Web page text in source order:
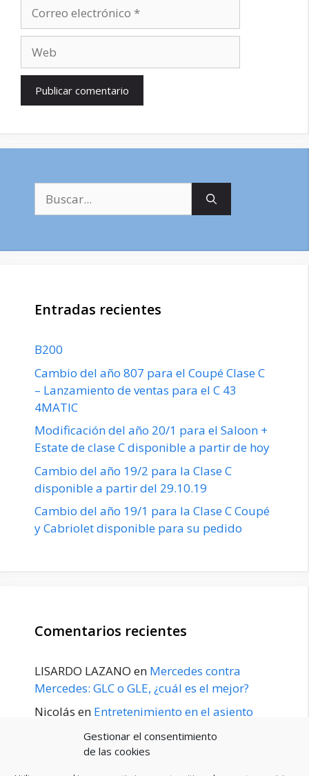
Gestionar el consentimiento
de las cookies
electrónico
Entradas recientes
B200
Cambio del año 807 para el Coupé Clase C
– Lanzamiento de ventas para el C 43
4MATIC
Modificación del año 20/1 para el Saloon +
Estate de clase C disponible a partir de hoy
Cambio del año 19/2 para la Clase C
disponible a partir del 29.10.19
Cambio del año 19/1 para la Clase C Coupé
y Cabriolet disponible para su pedido
Comentarios recientes
LISARDO LAZANO en Mercedes contra
Mercedes: GLC o GLE, ¿cuál es el mejor?
Nicolás en Entretenimiento en el asiento
principios de 2020